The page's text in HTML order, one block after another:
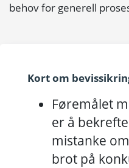
behov for generell
Kort om
Føremålet
er å
mistanke om
brot på